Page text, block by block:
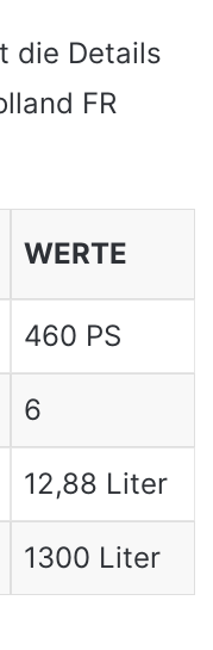
die Details
FR
WERTE
460 PS
6
12,88 Liter
1300 Liter